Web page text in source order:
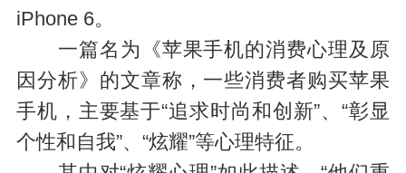
iPhone 6。
一篇名为《苹果手机的消费心理及原
因分析》的文章称，一些消费者购买苹果
手机，主要基于“追求时尚和创新”、“彰显
个性和自我”、“炫耀”等心理特征。